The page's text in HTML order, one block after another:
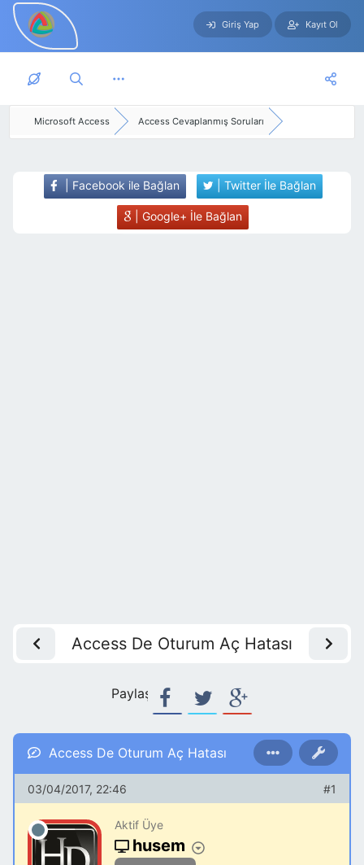
Skip to main content
Giriş Yap Kayıt Ol
Microsoft Access Access Cevaplanmış Soruları
| Facebook ile Bağlan | Twitter İle Bağlan
| Google+ İle Bağlan
Access De Oturum Aç Hatası
Paylaş:
Access De Oturum Aç Hatası
03/04/2017, 22:46 #1
Aktif Üye
husem